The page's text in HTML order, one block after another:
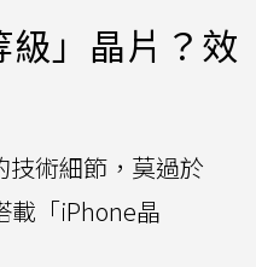
」晶片？效
技術細節，莫過於
載「iPhone晶